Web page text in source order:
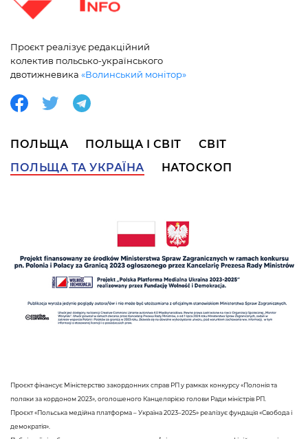
Проєкт реалізує редакційний
колектив польсько-українського
двотижневика «Волинський монітор»
ПОЛЬЩА ПОЛЬЩА І СВІТ
СВІТ
ПОЛЬЩА ТА УКРАЇНА
НАТОСКОП
Проєкт фінансує Міністерство закордонних справ РП у рамках конкурсу «Полонія та
поляки за кордоном 2023», оголошеного Канцелярією голови Ради міністрів РП.
Проєкт «Польська медійна платформа – Україна 2023–2025» реалізує фундація «Свобода і
демократія».